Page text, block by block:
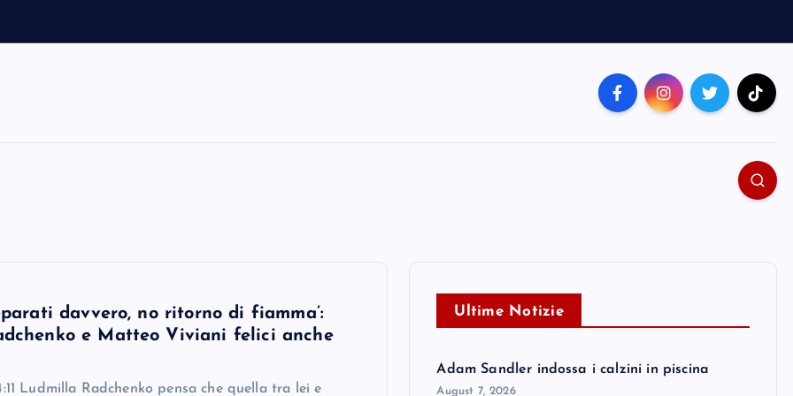
davvero, no ritorno di fiamma’:
e Matteo Viviani felici anche
Ludmilla Radchenko pensa che quella tra lei e
Ultime Notizie
Adam Sandler indossa i calzini in piscina
August 7, 2026